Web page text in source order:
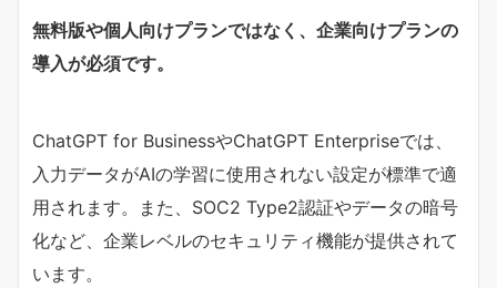
無料版や個人向けプランではなく、企業向けプランの
導入が必須です。
ChatGPT for BusinessやChatGPT Enterpriseでは、
入力データがAIの学習に使用されない設定が標準で適
用されます。また、SOC2 Type2認証やデータの暗号
化など、企業レベルのセキュリティ機能が提供されて
います。